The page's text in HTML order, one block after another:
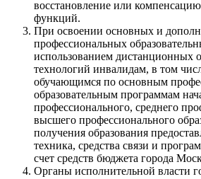
восстановление или
функций.
При освоении основных и
профессиональных
использованием дистанционных
технологий инвалидам, в том
обучающимся по основным
образовательным программам
профессионального, среднего
высшего профессионального
получения образования
техника, средства связи и
счет средств бюджета города
Органы исполнительной власти